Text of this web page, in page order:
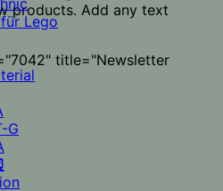
products. Add any text
title="Newsletter
Lego
G